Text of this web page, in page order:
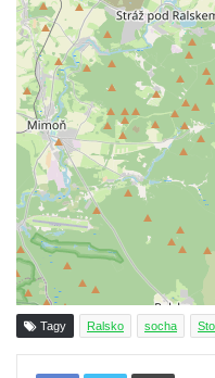
Flamingo trůn v ZOO
Lavička Kůň
Lysá nad Labem,
Socha Opičákovník v
Socha Roháč v ZOO
Socha Mystik v ZOO
Reliéf Rodina a práce
čp. 69/1 v Českých
Socha Jana Valeria
Českých Budějovicích
Tagy Ralsko socha